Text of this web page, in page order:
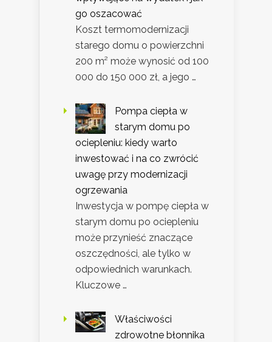
go oszacować
Koszt termomodernizacji
starego domu o powierzchni
200 m² może wynosić od 100
000 do 150 000 zł, a jego …
Pompa ciepła w
starym domu po
ociepleniu: kiedy warto
inwestować i na co zwrócić
uwagę przy modernizacji
ogrzewania
Inwestycja w pompę ciepła w
starym domu po ociepleniu
może przynieść znaczące
oszczędności, ale tylko w
odpowiednich warunkach.
Kluczowe …
Właściwości
zdrowotne błonnika